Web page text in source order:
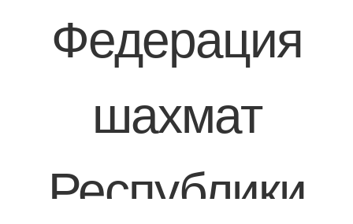
Федерация
шахмат
Республики